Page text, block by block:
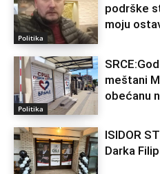
Politika
podrške
moju
Politika
meštani
obećanu
ISIDOR
Darka